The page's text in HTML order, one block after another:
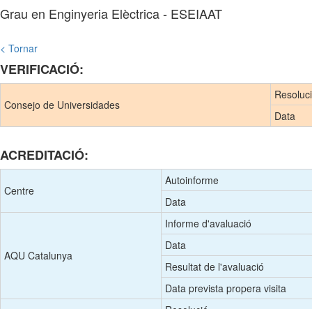
Grau en Enginyeria Elèctrica - ESEIAAT
< Tornar
VERIFICACIÓ:
Consejo de Universidades
Data
ACREDITACIÓ:
Centre
Autoinforme
Data
AQU Catalunya
Informe d'avaluació
Data
Resultat de l'avaluació
Data prevista propera visita